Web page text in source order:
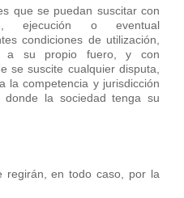
que se puedan suscitar con
ejecución o eventual
condiciones de utilización,
a su propio fuero, y con
se suscite cualquier disputa,
la competencia y jurisdicción
la sociedad tenga su
regirán, en todo caso, por la